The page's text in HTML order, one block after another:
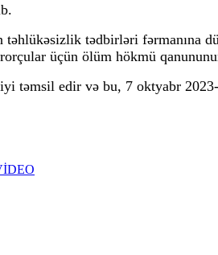
tədbirləri
üçün ölüm hökmü
təmsil edir və bu, 7 oktyabr